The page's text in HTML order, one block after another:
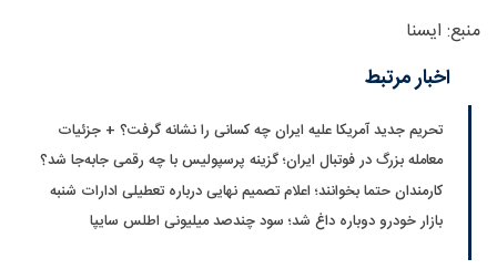
منبع: ایسنا
اخبار مرتبط
تحریم جدید آمریکا علیه ایران چه کسانی را نشانه گرفت؟ + جزئیات
معامله بزرگ در فوتبال ایران؛ گزینه پرسپولیس با چه رقمی جابه‌جا شد؟
کارمندان حتما بخوانند؛ اعلام تصمیم نهایی درباره تعطیلی ادارات شنبه
بازار خودرو دوباره داغ شد؛ سود چندصد میلیونی اطلس سایپا